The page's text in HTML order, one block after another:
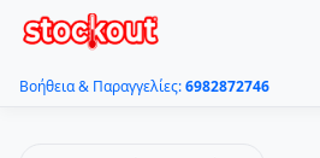
Βοήθεια & Παραγγελίες:6982872746